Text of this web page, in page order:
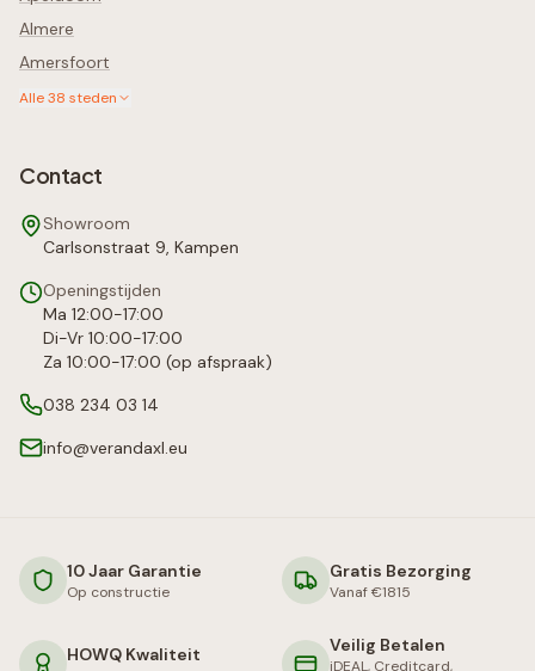
Almere
Amersfoort
Alle38 steden
Contact
Showroom
Carlsonstraat 9, Kampen
Openingstijden
Ma 12:00-17:00
Di-Vr 10:00-17:00
Za 10:00-17:00 (op afspraak)
038 234 03 14
info@verandaxl.eu
10 Jaar Garantie
Op constructie
Gratis Bezorging
Vanaf €1815
HOWQ Kwaliteit Veilig Betalen
iDEAL, Creditcard,